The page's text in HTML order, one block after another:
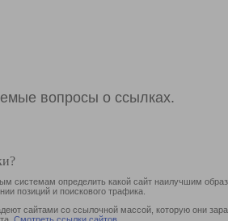
вопросы о ссылках.
системам определить какой сайт наилучшим
позиций и поискового трафика.
сайтами со ссылочной массой, которую они